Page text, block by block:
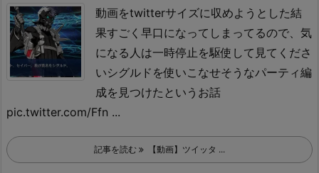
動画をtwitterサイズに収めようとした結
果すごく早口になってしまってるので、気
になる人は一時停止を駆使して見てくださ
いシグルドを使いこなせそうなパーティ編
成を見つけたというお話
pic.twitter.com/Ffn ...
記事を読む 【動画】ツイッタ ...